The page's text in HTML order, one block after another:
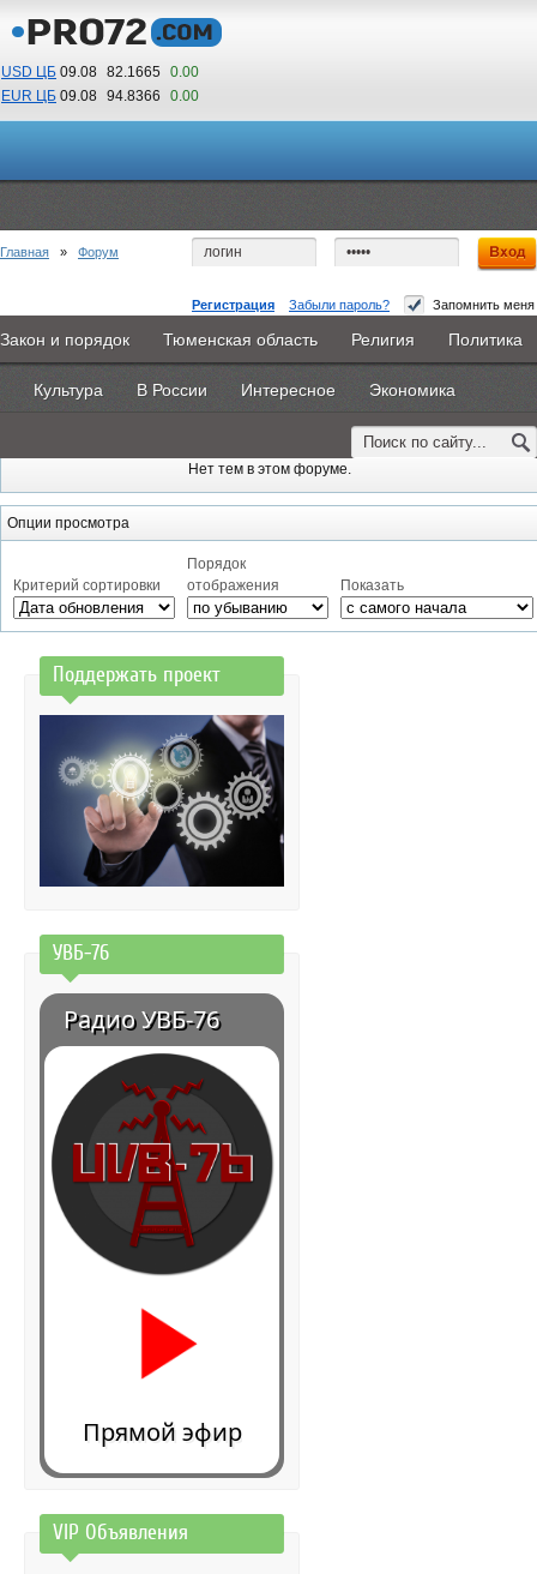
USD ЦБ 09.08 82.1665 0.00
EUR ЦБ 09.08 94.8366 0.00
07 42
По Гринвичу (GMT +5)
Регистрация Забыли пароль? Запомнить меня
Главная Новости Объявления КНИГИ ВестиNet
Каталоги 9PS Прочее
Закон и порядок Тюменская область Религия Политика
Культура В России Интересное Экономика
Главная » Форум
Последние сообщения Новые темы
Встречи форумчан г
Заводоуковска
Последнее сообщение
Нет тем в этом форуме.
Опции просмотра
Критерий сортировки
Порядок
отображения
Показать
Поддержать проект
УВБ-76
Радио УВБ-76
0:00
Прямой эфир
VIP Объявления